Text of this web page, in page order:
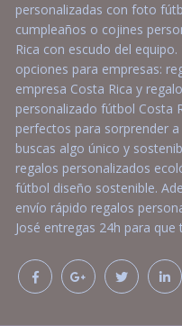
personalizadas con foto
cumpleaños o cojines
Rica con escudo del
opciones para empresas:
empresa Costa Rica y
personalizado fútbol Costa
perfectos para sorprender
buscas algo único y
regalos personalizados
fútbol diseño sostenible.
envío rápido regalos
José entregas 24h para